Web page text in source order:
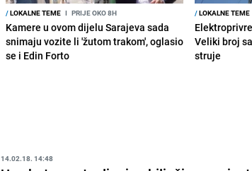
/LOKALNE TEME I PRIJE OKO 8H
Kamere u ovom dijelu Sarajeva sada
snimaju vozite li 'žutom trakom', oglasio
se i Edin Forto
/LOKALNE TEME
Veliki broj
struje
14.02.18. 14:48